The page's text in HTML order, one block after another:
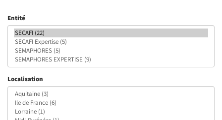
Entité
Localisation